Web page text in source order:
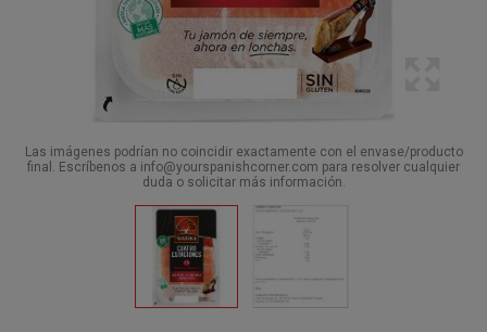
Las imágenes podrían no coincidir exactamente con el envase/producto
final. Escríbenos a info@yourspanishcorner.com para resolver cualquier
duda o solicitar más información.